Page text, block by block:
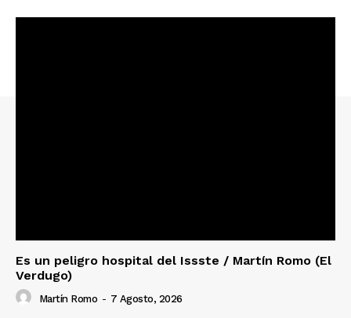
Es un peligro hospital del Issste / Martín Romo (El
Verdugo)
Martín Romo - 7 Agosto, 2026